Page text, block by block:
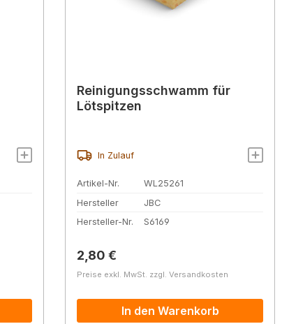
Reinigungsschwamm für
Lötspitzen
In Zulauf
Artikel-Nr.
WL25261
Hersteller
JBC
Hersteller-Nr.
S6169
Regulärer Preis:
2,80 €
Preise exkl. MwSt. zzgl. Versandkosten
In den Warenkorb